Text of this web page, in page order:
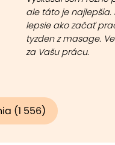
ale táto je najlepšia.
lepsie ako začať
tyzden z masage.
za Vašu prácu.
(1 556)